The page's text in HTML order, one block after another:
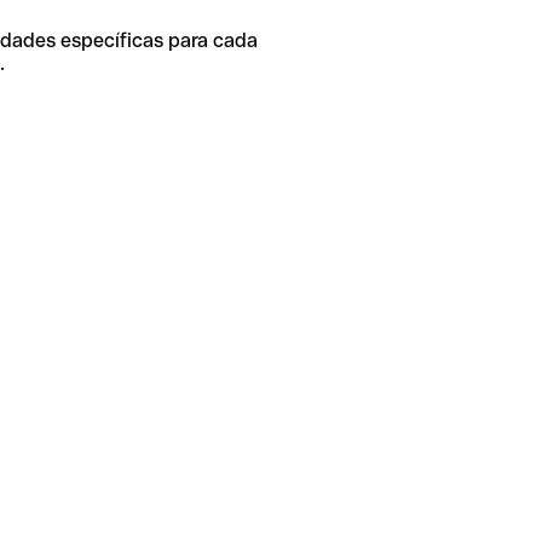
específicas para cada